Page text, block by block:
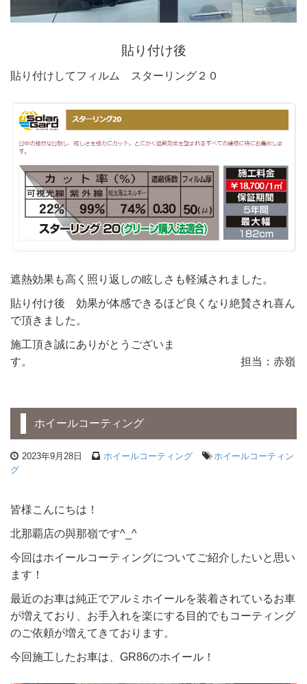
貼り付け後
貼り付けしてフィルム スターリング２０
遮熱効果も高く照り返しの眩しさも軽減されました。
貼り付け後 効果が体感できるほど良くなり絶賛され喜ん
で頂きました。
施工頂き誠にありがとうございま
す。 担当：赤嶺
ホイールコーティング
2023年9月28日 ホイールコーティング
ホイールコーティン
グ
皆様こんにちは！
北那覇店の與那嶺です^_^
今回はホイールコーティングについてご紹介したいと思い
ます！
最近のお車は純正でアルミホイールを装着されているお車
が増えており、お手入れを楽にする目的でもコーティング
のご依頼が増えてきております。
今回施工したお車は、GR86のホイール！